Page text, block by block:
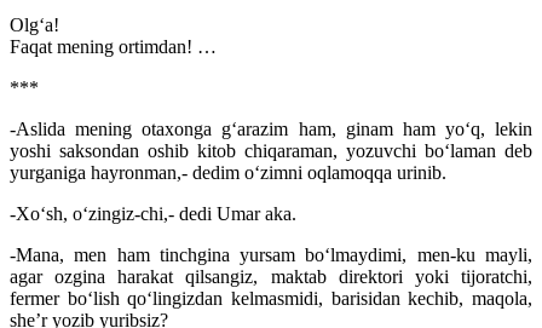
Olg‘a!
Faqat mening ortimdan! …
***
-Aslida mening otaxonga g‘arazim ham, ginam ham yo‘q, lekin
yoshi saksondan oshib kitob chiqaraman, yozuvchi bo‘laman deb
yurganiga hayronman,- dedim o‘zimni oqlamoqqa urinib.
-Xo‘sh, o‘zingiz-chi,- dedi Umar aka.
-Mana, men ham tinchgina yursam bo‘lmaydimi, men-ku mayli,
agar ozgina harakat qilsangiz, maktab direktori yoki tijoratchi,
fermer bo‘lish qo‘lingizdan kelmasmidi, barisidan kechib, maqola,
she’r yozib yuribsiz?